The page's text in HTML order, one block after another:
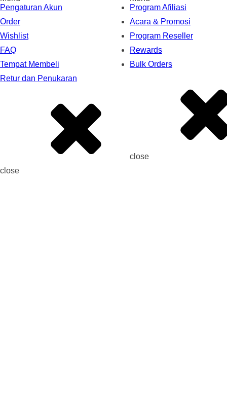
Pengaturan Akun
Order
Wishlist
FAQ
Tempat Membeli
Retur dan Penukaran
close
Program Afiliasi
Acara & Promosi
Program Reseller
Rewards
Bulk Orders
close